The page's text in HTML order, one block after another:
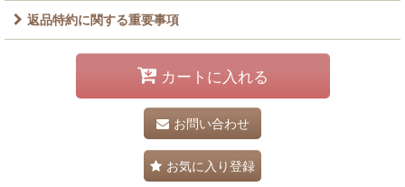
返品特約に関する重要事項
カートに入れる
お問い合わせ
お気に入り登録